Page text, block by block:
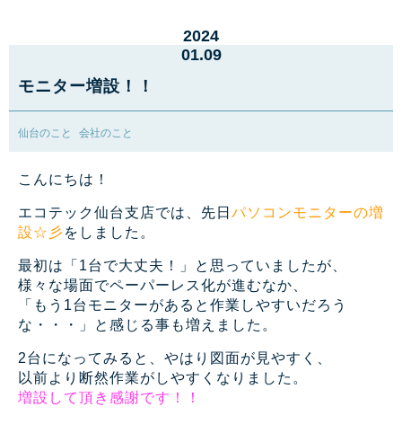
2024
01.09
モニター増設！！
仙台のこと 会社のこと
こんにちは！
エコテック仙台支店では、先日 パソコンモニターの増
設☆彡 をしました。
最初は「1台で大丈夫！」と思っていましたが、
様々な場面でペーパーレス化が進むなか、
「もう1台モニターがあると作業しやすいだろう
な・・・」と感じる事も増えました。
2台になってみると、やはり図面が見やすく、
以前より断然作業がしやすくなりました。
増設して頂き感謝です！！